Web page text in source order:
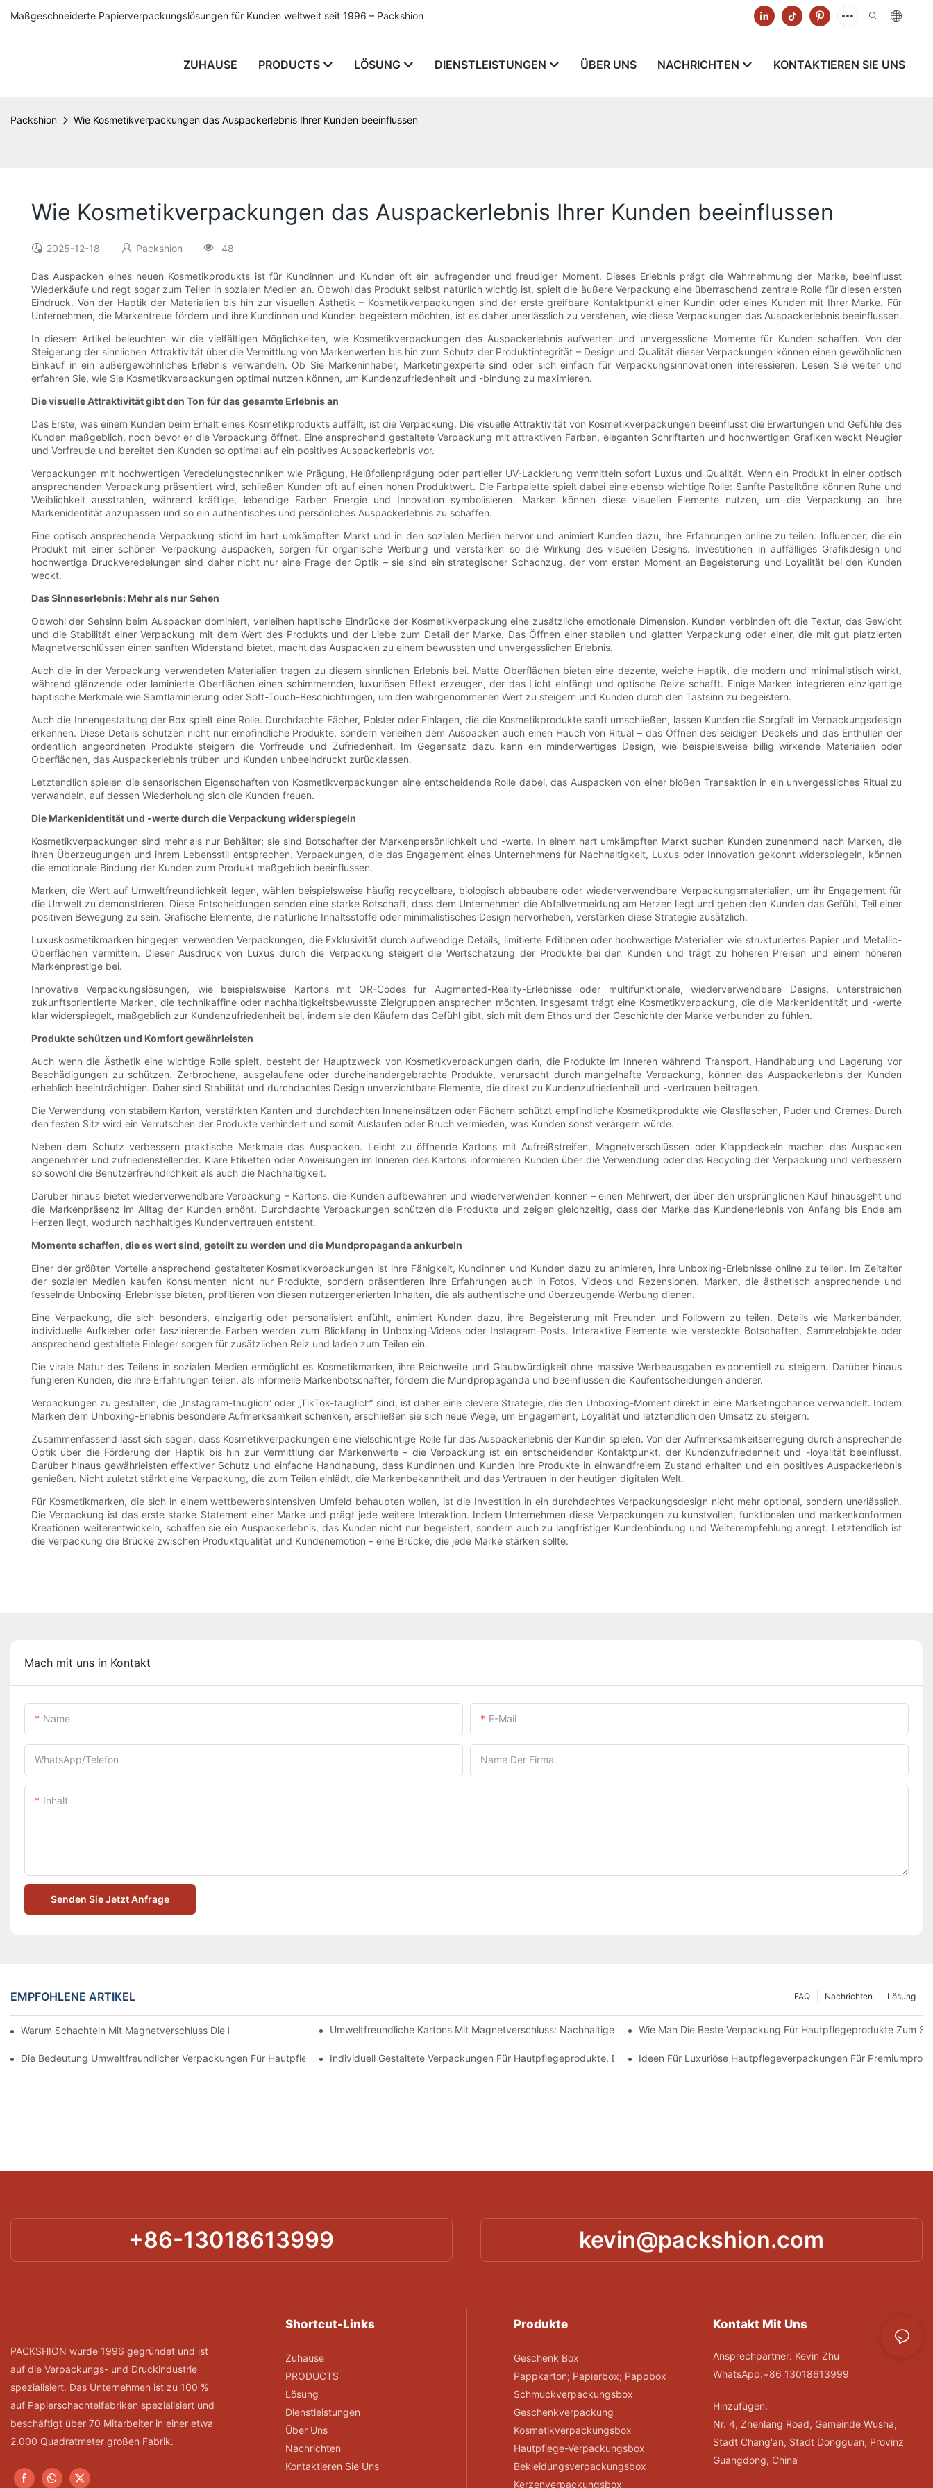
Maßgeschneiderte Papierverpackungslösungen für Kunden weltweit seit 1996 – Packshion
ZUHAUSE PRODUCTS LÖSUNG DIENSTLEISTUNGEN ÜBER UNS NACHRICHTEN KONTAKTIEREN SIE UNS
Packshion Wie Kosmetikverpackungen das Auspackerlebnis Ihrer Kunden beeinflussen
Wie Kosmetikverpackungen das Auspackerlebnis Ihrer Kunden beeinflussen
2025-12-18 Packshion 48
Das Auspacken eines neuen Kosmetikprodukts ist für Kundinnen und Kunden oft ein aufregender und freudiger Moment. Dieses Erlebnis prägt die Wahrnehmung der Marke, beeinflusst
Wiederkäufe und regt sogar zum Teilen in sozialen Medien an. Obwohl das Produkt selbst natürlich wichtig ist, spielt die äußere Verpackung eine überraschend zentrale Rolle für diesen ersten
Eindruck. Von der Haptik der Materialien bis hin zur visuellen Ästhetik – Kosmetikverpackungen sind der erste greifbare Kontaktpunkt einer Kundin oder eines Kunden mit Ihrer Marke. Für
Unternehmen, die Markentreue fördern und ihre Kundinnen und Kunden begeistern möchten, ist es daher unerlässlich zu verstehen, wie diese Verpackungen das Auspackerlebnis beeinflussen.
In diesem Artikel beleuchten wir die vielfältigen Möglichkeiten, wie Kosmetikverpackungen das Auspackerlebnis aufwerten und unvergessliche Momente für Kunden schaffen. Von der
Steigerung der sinnlichen Attraktivität über die Vermittlung von Markenwerten bis hin zum Schutz der Produktintegrität – Design und Qualität dieser Verpackungen können einen gewöhnlichen
Einkauf in ein außergewöhnliches Erlebnis verwandeln. Ob Sie Markeninhaber, Marketingexperte sind oder sich einfach für Verpackungsinnovationen interessieren: Lesen Sie weiter und
erfahren Sie, wie Sie Kosmetikverpackungen optimal nutzen können, um Kundenzufriedenheit und -bindung zu maximieren.
Die visuelle Attraktivität gibt den Ton für das gesamte Erlebnis an
Das Erste, was einem Kunden beim Erhalt eines Kosmetikprodukts auffällt, ist die Verpackung. Die visuelle Attraktivität von Kosmetikverpackungen beeinflusst die Erwartungen und Gefühle des
Kunden maßgeblich, noch bevor er die Verpackung öffnet. Eine ansprechend gestaltete Verpackung mit attraktiven Farben, eleganten Schriftarten und hochwertigen Grafiken weckt Neugier
und Vorfreude und bereitet den Kunden so optimal auf ein positives Auspackerlebnis vor.
Verpackungen mit hochwertigen Veredelungstechniken wie Prägung, Heißfolienprägung oder partieller UV-Lackierung vermitteln sofort Luxus und Qualität. Wenn ein Produkt in einer optisch
ansprechenden Verpackung präsentiert wird, schließen Kunden oft auf einen hohen Produktwert. Die Farbpalette spielt dabei eine ebenso wichtige Rolle: Sanfte Pastelltöne können Ruhe und
Weiblichkeit ausstrahlen, während kräftige, lebendige Farben Energie und Innovation symbolisieren. Marken können diese visuellen Elemente nutzen, um die Verpackung an ihre
Markenidentität anzupassen und so ein authentisches und persönliches Auspackerlebnis zu schaffen.
Eine optisch ansprechende Verpackung sticht im hart umkämpften Markt und in den sozialen Medien hervor und animiert Kunden dazu, ihre Erfahrungen online zu teilen. Influencer, die ein
Produkt mit einer schönen Verpackung auspacken, sorgen für organische Werbung und verstärken so die Wirkung des visuellen Designs. Investitionen in auffälliges Grafikdesign und
hochwertige Druckveredelungen sind daher nicht nur eine Frage der Optik – sie sind ein strategischer Schachzug, der vom ersten Moment an Begeisterung und Loyalität bei den Kunden
weckt.
Das Sinneserlebnis: Mehr als nur Sehen
Obwohl der Sehsinn beim Auspacken dominiert, verleihen haptische Eindrücke der Kosmetikverpackung eine zusätzliche emotionale Dimension. Kunden verbinden oft die Textur, das Gewicht
und die Stabilität einer Verpackung mit dem Wert des Produkts und der Liebe zum Detail der Marke. Das Öffnen einer stabilen und glatten Verpackung oder einer, die mit gut platzierten
Magnetverschlüssen einen sanften Widerstand bietet, macht das Auspacken zu einem bewussten und unvergesslichen Erlebnis.
Auch die in der Verpackung verwendeten Materialien tragen zu diesem sinnlichen Erlebnis bei. Matte Oberflächen bieten eine dezente, weiche Haptik, die modern und minimalistisch wirkt,
während glänzende oder laminierte Oberflächen einen schimmernden, luxuriösen Effekt erzeugen, der das Licht einfängt und optische Reize schafft. Einige Marken integrieren einzigartige
haptische Merkmale wie Samtlaminierung oder Soft-Touch-Beschichtungen, um den wahrgenommenen Wert zu steigern und Kunden durch den Tastsinn zu begeistern.
Auch die Innengestaltung der Box spielt eine Rolle. Durchdachte Fächer, Polster oder Einlagen, die die Kosmetikprodukte sanft umschließen, lassen Kunden die Sorgfalt im Verpackungsdesign
erkennen. Diese Details schützen nicht nur empfindliche Produkte, sondern verleihen dem Auspacken auch einen Hauch von Ritual – das Öffnen des seidigen Deckels und das Enthüllen der
ordentlich angeordneten Produkte steigern die Vorfreude und Zufriedenheit. Im Gegensatz dazu kann ein minderwertiges Design, wie beispielsweise billig wirkende Materialien oder
Oberflächen, das Auspackerlebnis trüben und Kunden unbeeindruckt zurücklassen.
Letztendlich spielen die sensorischen Eigenschaften von Kosmetikverpackungen eine entscheidende Rolle dabei, das Auspacken von einer bloßen Transaktion in ein unvergessliches Ritual zu
verwandeln, auf dessen Wiederholung sich die Kunden freuen.
Die Markenidentität und -werte durch die Verpackung widerspiegeln
Kosmetikverpackungen sind mehr als nur Behälter; sie sind Botschafter der Markenpersönlichkeit und -werte. In einem hart umkämpften Markt suchen Kunden zunehmend nach Marken, die
ihren Überzeugungen und ihrem Lebensstil entsprechen. Verpackungen, die das Engagement eines Unternehmens für Nachhaltigkeit, Luxus oder Innovation gekonnt widerspiegeln, können
die emotionale Bindung der Kunden zum Produkt maßgeblich beeinflussen.
Marken, die Wert auf Umweltfreundlichkeit legen, wählen beispielsweise häufig recycelbare, biologisch abbaubare oder wiederverwendbare Verpackungsmaterialien, um ihr Engagement für
die Umwelt zu demonstrieren. Diese Entscheidungen senden eine starke Botschaft, dass dem Unternehmen die Abfallvermeidung am Herzen liegt und geben den Kunden das Gefühl, Teil einer
positiven Bewegung zu sein. Grafische Elemente, die natürliche Inhaltsstoffe oder minimalistisches Design hervorheben, verstärken diese Strategie zusätzlich.
Luxuskosmetikmarken hingegen verwenden Verpackungen, die Exklusivität durch aufwendige Details, limitierte Editionen oder hochwertige Materialien wie strukturiertes Papier und Metallic-
Oberflächen vermitteln. Dieser Ausdruck von Luxus durch die Verpackung steigert die Wertschätzung der Produkte bei den Kunden und trägt zu höheren Preisen und einem höheren
Markenprestige bei.
Innovative Verpackungslösungen, wie beispielsweise Kartons mit QR-Codes für Augmented-Reality-Erlebnisse oder multifunktionale, wiederverwendbare Designs, unterstreichen
zukunftsorientierte Marken, die technikaffine oder nachhaltigkeitsbewusste Zielgruppen ansprechen möchten. Insgesamt trägt eine Kosmetikverpackung, die die Markenidentität und -werte
klar widerspiegelt, maßgeblich zur Kundenzufriedenheit bei, indem sie den Käufern das Gefühl gibt, sich mit dem Ethos und der Geschichte der Marke verbunden zu fühlen.
Produkte schützen und Komfort gewährleisten
Auch wenn die Ästhetik eine wichtige Rolle spielt, besteht der Hauptzweck von Kosmetikverpackungen darin, die Produkte im Inneren während Transport, Handhabung und Lagerung vor
Beschädigungen zu schützen. Zerbrochene, ausgelaufene oder durcheinandergebrachte Produkte, verursacht durch mangelhafte Verpackung, können das Auspackerlebnis der Kunden
erheblich beeinträchtigen. Daher sind Stabilität und durchdachtes Design unverzichtbare Elemente, die direkt zu Kundenzufriedenheit und -vertrauen beitragen.
Die Verwendung von stabilem Karton, verstärkten Kanten und durchdachten Inneneinsätzen oder Fächern schützt empfindliche Kosmetikprodukte wie Glasflaschen, Puder und Cremes. Durch
den festen Sitz wird ein Verrutschen der Produkte verhindert und somit Auslaufen oder Bruch vermieden, was Kunden sonst verärgern würde.
Neben dem Schutz verbessern praktische Merkmale das Auspacken. Leicht zu öffnende Kartons mit Aufreißstreifen, Magnetverschlüssen oder Klappdeckeln machen das Auspacken
angenehmer und zufriedenstellender. Klare Etiketten oder Anweisungen im Inneren des Kartons informieren Kunden über die Verwendung oder das Recycling der Verpackung und verbessern
so sowohl die Benutzerfreundlichkeit als auch die Nachhaltigkeit.
Darüber hinaus bietet wiederverwendbare Verpackung – Kartons, die Kunden aufbewahren und wiederverwenden können – einen Mehrwert, der über den ursprünglichen Kauf hinausgeht und
die Markenpräsenz im Alltag der Kunden erhöht. Durchdachte Verpackungen schützen die Produkte und zeigen gleichzeitig, dass der Marke das Kundenerlebnis von Anfang bis Ende am
Herzen liegt, wodurch nachhaltiges Kundenvertrauen entsteht.
Momente schaffen, die es wert sind, geteilt zu werden und die Mundpropaganda ankurbeln
Einer der größten Vorteile ansprechend gestalteter Kosmetikverpackungen ist ihre Fähigkeit, Kundinnen und Kunden dazu zu animieren, ihre Unboxing-Erlebnisse online zu teilen. Im Zeitalter
der sozialen Medien kaufen Konsumenten nicht nur Produkte, sondern präsentieren ihre Erfahrungen auch in Fotos, Videos und Rezensionen. Marken, die ästhetisch ansprechende und
fesselnde Unboxing-Erlebnisse bieten, profitieren von diesen nutzergenerierten Inhalten, die als authentische und überzeugende Werbung dienen.
Eine Verpackung, die sich besonders, einzigartig oder personalisiert anfühlt, animiert Kunden dazu, ihre Begeisterung mit Freunden und Followern zu teilen. Details wie Markenbänder,
individuelle Aufkleber oder faszinierende Farben werden zum Blickfang in Unboxing-Videos oder Instagram-Posts. Interaktive Elemente wie versteckte Botschaften, Sammelobjekte oder
ansprechend gestaltete Einleger sorgen für zusätzlichen Reiz und laden zum Teilen ein.
Die virale Natur des Teilens in sozialen Medien ermöglicht es Kosmetikmarken, ihre Reichweite und Glaubwürdigkeit ohne massive Werbeausgaben exponentiell zu steigern. Darüber hinaus
fungieren Kunden, die ihre Erfahrungen teilen, als informelle Markenbotschafter, fördern die Mundpropaganda und beeinflussen die Kaufentscheidungen anderer.
Verpackungen zu gestalten, die „Instagram-tauglich“ oder „TikTok-tauglich“ sind, ist daher eine clevere Strategie, die den Unboxing-Moment direkt in eine Marketingchance verwandelt. Indem
Marken dem Unboxing-Erlebnis besondere Aufmerksamkeit schenken, erschließen sie sich neue Wege, um Engagement, Loyalität und letztendlich den Umsatz zu steigern.
Zusammenfassend lässt sich sagen, dass Kosmetikverpackungen eine vielschichtige Rolle für das Auspackerlebnis der Kundin spielen. Von der Aufmerksamkeitserregung durch ansprechende
Optik über die Förderung der Haptik bis hin zur Vermittlung der Markenwerte – die Verpackung ist ein entscheidender Kontaktpunkt, der Kundenzufriedenheit und -loyalität beeinflusst.
Darüber hinaus gewährleisten effektiver Schutz und einfache Handhabung, dass Kundinnen und Kunden ihre Produkte in einwandfreiem Zustand erhalten und ein positives Auspackerlebnis
genießen. Nicht zuletzt stärkt eine Verpackung, die zum Teilen einlädt, die Markenbekanntheit und das Vertrauen in der heutigen digitalen Welt.
Für Kosmetikmarken, die sich in einem wettbewerbsintensiven Umfeld behaupten wollen, ist die Investition in ein durchdachtes Verpackungsdesign nicht mehr optional, sondern unerlässlich.
Die Verpackung ist das erste starke Statement einer Marke und prägt jede weitere Interaktion. Indem Unternehmen diese Verpackungen zu kunstvollen, funktionalen und markenkonformen
Kreationen weiterentwickeln, schaffen sie ein Auspackerlebnis, das Kunden nicht nur begeistert, sondern auch zu langfristiger Kundenbindung und Weiterempfehlung anregt. Letztendlich ist
die Verpackung die Brücke zwischen Produktqualität und Kundenemotion – eine Brücke, die jede Marke stärken sollte.
Mach mit uns in Kontakt
Name E-Mail
WhatsApp/Telefon Name Der Firma
Inhalt
Senden Sie Jetzt Anfrage
EMPFOHLENE ARTIKEL Lösung
Nachrichten
FAQ
Warum Schachteln Mit Magnetverschluss Die Beste Wahl Für Hochwertige Verpackungen SindUmweltfreundliche Kartons Mit Magnetverschluss: Nachhaltige VerpackungslösungenWie Man Die Beste Verpackung Für Hautpflegeprodukte Zum
Die Bedeutung Umweltfreundlicher Verpackungen Für HautpflegeprodukteIndividuell Gestaltete Verpackungen Für Hautpflegeprodukte, Die Markentreue FördernIdeen Für Luxuriöse Hautpflegeverpackungen Für
+86-13018613999 kevin@packshion.com
PACKSHION wurde 1996 gegründet und ist
auf die Verpackungs- und Druckindustrie
spezialisiert. Das Unternehmen ist zu 100 %
auf Papierschachtelfabriken spezialisiert und
beschäftigt über 70 Mitarbeiter in einer etwa
2.000 Quadratmeter großen Fabrik.
Shortcut-Links
Zuhause
PRODUCTS
Lösung
Dienstleistungen
Über Uns
Nachrichten
Kontaktieren Sie Uns
Produkte
Geschenk Box
Pappkarton; Papierbox; Pappbox
Schmuckverpackungsbox
Geschenkverpackung
Kosmetikverpackungsbox
Hautpflege-Verpackungsbox
Bekleidungsverpackungsbox
Kerzenverpackungsbox
Kontakt Mit Uns
Ansprechpartner: Kevin Zhu
WhatsApp:+86 13018613999
Hinzufügen:
Nr. 4, Zhenlang Road, Gemeinde Wusha,
Stadt Chang'an, Stadt Dongguan, Provinz
Guangdong, China